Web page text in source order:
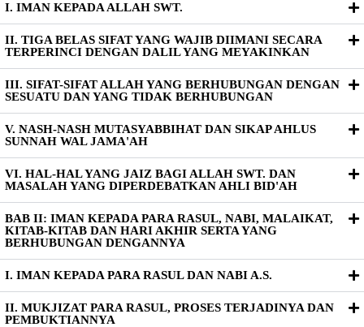
I. IMAN KEPADA ALLAH SWT.
II. TIGA BELAS SIFAT YANG WAJIB DIIMANI SECARA
TERPERINCI DENGAN DALIL YANG MEYAKINKAN
III. SIFAT-SIFAT ALLAH YANG BERHUBUNGAN DENGAN
SESUATU DAN YANG TIDAK BERHUBUNGAN
V. NASH-NASH MUTASYABBIHAT DAN SIKAP AHLUS
SUNNAH WAL JAMA'AH
VI. HAL-HAL YANG JAIZ BAGI ALLAH SWT. DAN
MASALAH YANG DIPERDEBATKAN AHLI BID'AH
BAB II: IMAN KEPADA PARA RASUL, NABI, MALAIKAT,
KITAB-KITAB DAN HARI AKHIR SERTA YANG
BERHUBUNGAN DENGANNYA
I. IMAN KEPADA PARA RASUL DAN NABI A.S.
II. MUKJIZAT PARA RASUL, PROSES TERJADINYA DAN
PEMBUKTIANNYA